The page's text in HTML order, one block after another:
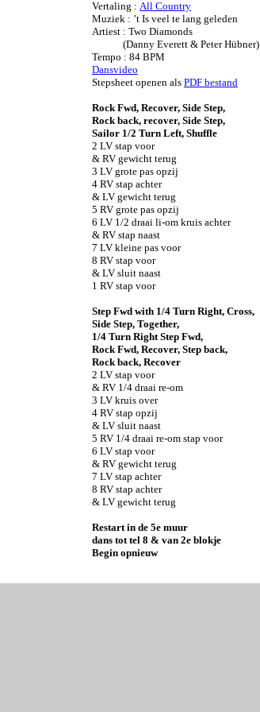
Vertaling : All Country
Muziek : ’t Is veel te lang geleden
Artiest : Two Diamonds
(Danny Everett & Peter Hübner)
Tempo : 84 BPM
Dansvideo
Stepsheet openen als PDF bestand
Rock Fwd, Recover, Side Step,
Rock back, recover, Side Step,
Sailor 1/2 Turn Left, Shuffle
2 LV stap voor
& RV gewicht terug
3 LV grote pas opzij
4 RV stap achter
& LV gewicht terug
5 RV grote pas opzij
6 LV 1/2 draai li-om kruis achter
& RV stap naast
7 LV kleine pas voor
8 RV stap voor
& LV sluit naast
1 RV stap voor
Step Fwd with 1/4 Turn Right, Cross,
Side Step, Together,
1/4 Turn Right Step Fwd,
Rock Fwd, Recover, Step back,
Rock back, Recover
2 LV stap voor
& RV 1/4 draai re-om
3 LV kruis over
4 RV stap opzij
& LV sluit naast
5 RV 1/4 draai re-om stap voor
6 LV stap voor
& RV gewicht terug
7 LV stap achter
8 RV stap achter
& LV gewicht terug
Restart in de 5e muur
dans tot tel 8 & van 2e blokje
Begin opnieuw